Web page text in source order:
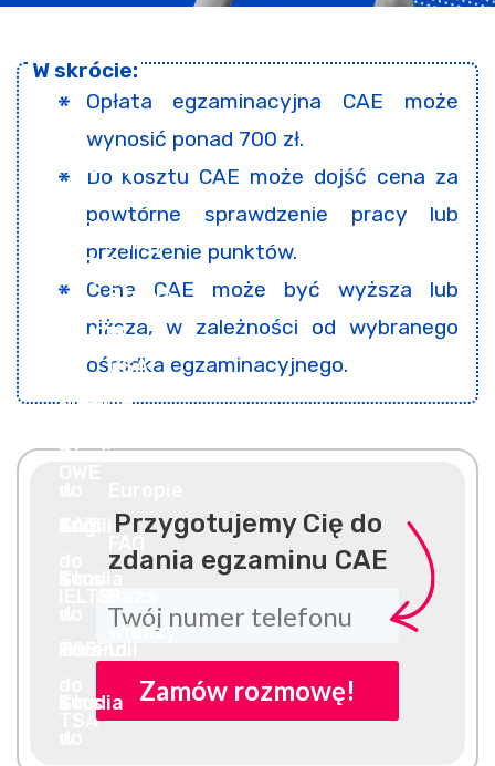
Opłata egzaminacyjna CAE może
wynosić ponad 700 zł.
Do kosztu CAE może dojść cena za
powtórne sprawdzenie pracy lub
przeliczenie punktów.
Cena CAE może być wyższa lub
niższa, w zależności od wybranego
ośrodka egzaminacyjnego.
Przygotujemy Cię do
zdania egzaminu CAE
Zamów rozmowę!